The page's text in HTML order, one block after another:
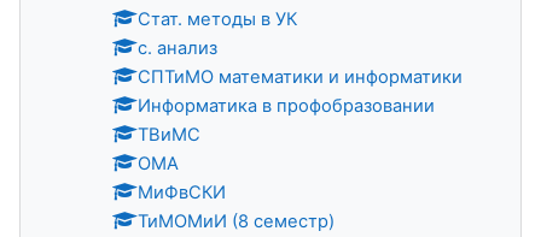
Стат. методы в УК
с. анализ
СПТиМО математики и информатики
Информатика в профобразовании
ТВиМС
ОМА
МиФвСКИ
ТиМОМиИ (8 семестр)